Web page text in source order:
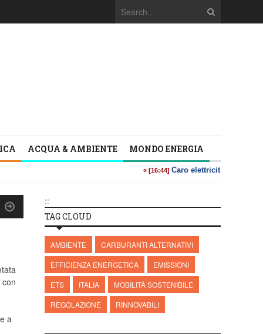
ACQUA & AMBIENTE MONDO ENERGIA
::
con
a
TAG CLOUD
AMBIENTE
CARBURANTI ALTERNATIVI
EFFICIENZA ENERGETICA
EMISSIONI
ETS
ITALIA
MOBILITÀ SOSTENIBILE
REGOLAZIONE
RINNOVABILI